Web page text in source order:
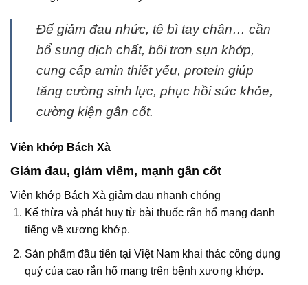
Để giảm đau nhức, tê bì tay chân… cần
bổ sung dịch chất, bôi trơn sụn khớp,
cung cấp amin thiết yếu, protein giúp
tăng cường sinh lực, phục hồi sức khỏe,
cường kiện gân cốt.
Viên khớp Bách Xà
Giảm đau, giảm viêm, mạnh gân cốt
Viên khớp Bách Xà giảm đau nhanh chóng
Kế thừa và phát huy từ bài thuốc rắn hổ mang danh
tiếng về xương khớp.
Sản phẩm đầu tiên tại Việt Nam khai thác công dụng
quý của cao rắn hổ mang trên bệnh xương khớp.